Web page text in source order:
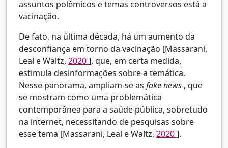
assuntos polêmicos e temas controversos está a
vacinação.
De fato, na última década, há um aumento da
desconfiança em torno da vacinação [Massarani,
Leal e Waltz, 2020], que, em certa medida,
estimula desinformações sobre a temática.
Nesse panorama, ampliam-se as fake news , que
se mostram como uma problemática
contemporânea para a saúde pública, sobretudo
na internet, necessitando de pesquisas sobre
esse tema [Massarani, Leal e Waltz, 2020].